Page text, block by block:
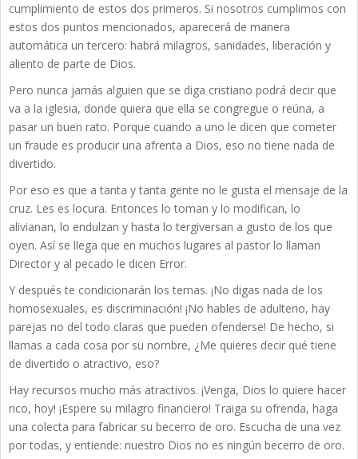
cumplimiento de estos dos primeros. Si nosotros cumplimos con
estos dos puntos mencionados, aparecerá de manera
automática un tercero: habrá milagros, sanidades, liberación y
aliento de parte de Dios.
Pero nunca jamás alguien que se diga cristiano podrá decir que
va a la iglesia, donde quiera que ella se congregue o reúna, a
pasar un buen rato. Porque cuando a uno le dicen que cometer
un fraude es producir una afrenta a Dios, eso no tiene nada de
divertido.
Por eso es que a tanta y tanta gente no le gusta el mensaje de la
cruz. Les es locura. Entonces lo toman y lo modifican, lo
alivianan, lo endulzan y hasta lo tergiversan a gusto de los que
oyen. Así se llega que en muchos lugares al pastor lo llaman
Director y al pecado le dicen Error.
Y después te condicionarán los temas. ¡No digas nada de los
homosexuales, es discriminación! ¡No hables de adulterio, hay
parejas no del todo claras que pueden ofenderse! De hecho, si
llamas a cada cosa por su nombre, ¿Me quieres decir qué tiene
de divertido o atractivo, eso?
Hay recursos mucho más atractivos. ¡Venga, Dios lo quiere hacer
rico, hoy! ¡Espere su milagro financiero! Traiga su ofrenda, haga
una colecta para fabricar su becerro de oro. Escucha de una vez
por todas, y entiende: nuestro Dios no es ningún becerro de oro.